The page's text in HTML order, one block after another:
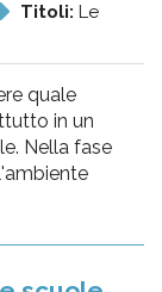
Titoli: Le
quale
in un
Nella fase